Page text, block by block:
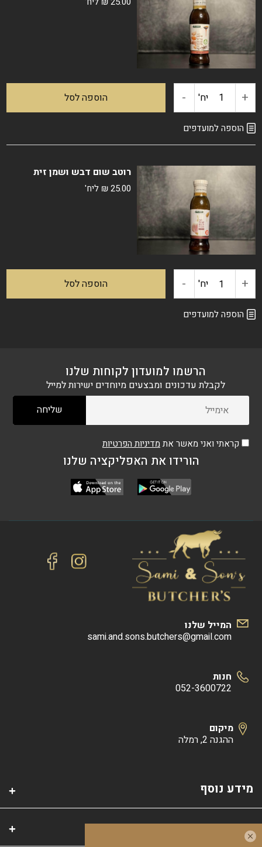
תפוזים
+ כמות
של
שום
וכמון
יח' - הוספה לסל
הוספה למועדפים
רוטב שום דבש ושמן זית
₪25.00 ליח'
+ כמות
של
דבש
ושמן
זית
יח' - הוספה לסל
הוספה למועדפים
הרשמו למועדון לקוחות שלנו
לקבלת עדכונים ומבצעים מיוחדים ישירות למייל
קראתי ואני מאשר את מדיניות הפרטיות
הורידו את האפליקציה שלנו
המייל שלנו
sami.and.sons.butchers@gmail.com
חנות
052-3600722
מיקום
ההגנה 2, רמלה
מידע נוסף
קטגוריות